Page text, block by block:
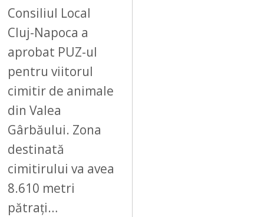
Consiliul Local
Cluj-Napoca a
aprobat PUZ-ul
pentru viitorul
cimitir de animale
din Valea
Gârbăului. Zona
destinată
cimitirului va avea
8.610 metri
pătrați…